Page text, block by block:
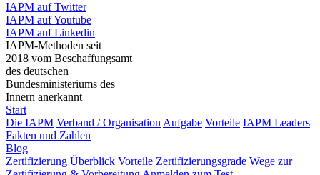
IAPM auf Twitter
IAPM auf Youtube
IAPM auf Linkedin
IAPM-Methoden seit
2018 vom Beschaffungsamt
des deutschen
Bundesministeriums des
Innern anerkannt
Start
Die IAPM Verband / Organisation Aufgabe Vorteile IAPM Leaders
Fakten und Zahlen
Blog
Zertifizierung Überblick Vorteile Zertifizierungsgrade Wege zur